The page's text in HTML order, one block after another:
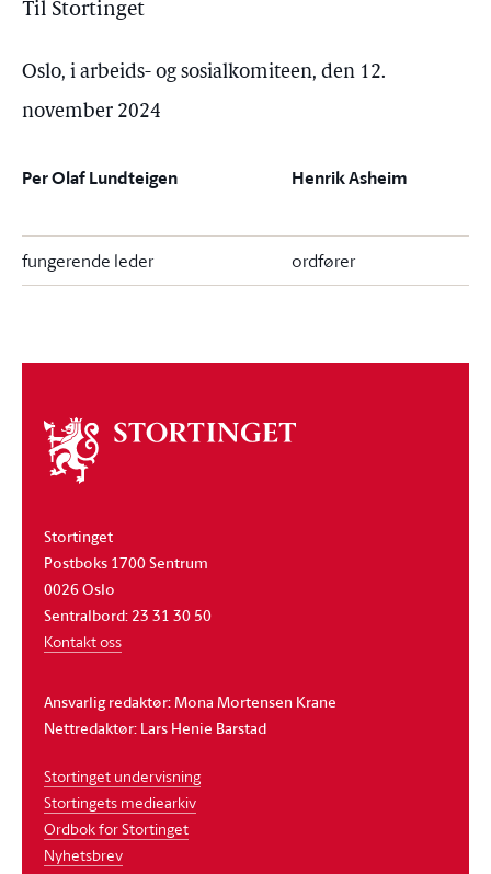
Til Stortinget
Oslo, i arbeids- og sosialkomiteen, den 12.
november 2024
Per Olaf Lundteigen Henrik Asheim
fungerende leder ordfører
Om
stortinget
Stortinget
Postboks 1700 Sentrum
0026 Oslo
Sentralbord: 23 31 30 50
Kontakt oss
Ansvarlig redaktør: Mona Mortensen Krane
Nettredaktør: Lars Henie Barstad
Stortinget undervisning
Stortingets mediearkiv
Ordbok for Stortinget
Nyhetsbrev